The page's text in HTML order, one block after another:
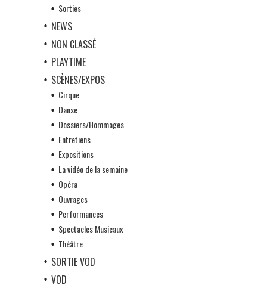
Sorties
NEWS
NON CLASSÉ
PLAYTIME
SCÈNES/EXPOS
Cirque
Danse
Dossiers/Hommages
Entretiens
Expositions
La vidéo de la semaine
Opéra
Ouvrages
Performances
Spectacles Musicaux
Théâtre
SORTIE VOD
VOD